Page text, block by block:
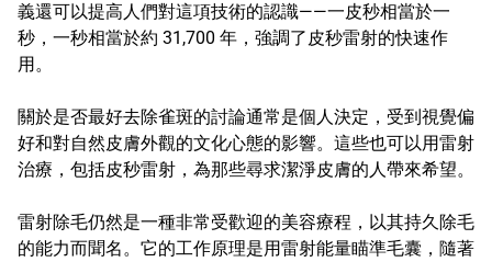
義還可以提高人們對這項技術的認識——一皮秒相當於一
秒，一秒相當於約 31,700 年，強調了皮秒雷射的快速作
用。
關於是否最好去除雀斑的討論通常是個人決定，受到視覺偏
好和對自然皮膚外觀的文化心態的影響。這些也可以用雷射
治療，包括皮秒雷射，為那些尋求潔淨皮膚的人帶來希望。
雷射除毛仍然是一種非常受歡迎的美容療程，以其持久除毛
的能力而聞名。它的工作原理是用雷射能量瞄準毛囊，隨著